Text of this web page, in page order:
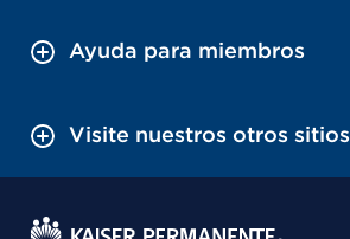
Ayuda para miembros
Visite nuestros otros sitios